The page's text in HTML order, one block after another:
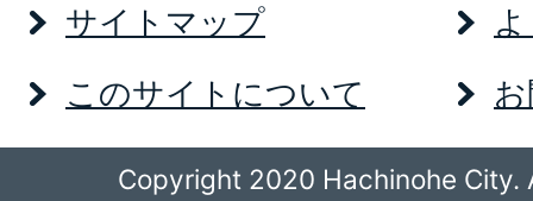
サイトマップ
このサイトについて
Copyright 2020 Hachinohe City.